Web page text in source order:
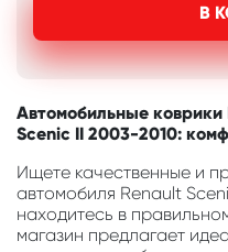
В
Автомобильные
Scenic II 2003-2010:
Ищете качественные и
автомобиля Renault
находитесь в
магазин предлагает